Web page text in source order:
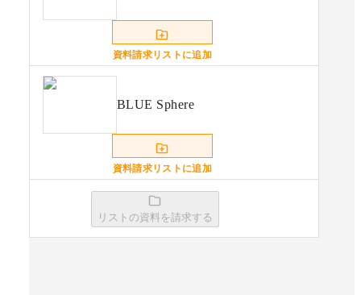
資料請求リストに追加
BLUE Sphere
資料請求リストに追加
SiteGuard Server Edition／
SiteGuard Proxy Edition
リストの資料を請求する